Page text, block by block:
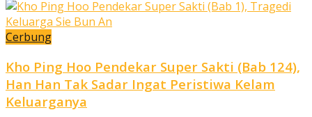
Cerbung
Kho Ping Hoo Pendekar Super Sakti (Bab 124),
Han Han Tak Sadar Ingat Peristiwa Kelam
Keluarganya